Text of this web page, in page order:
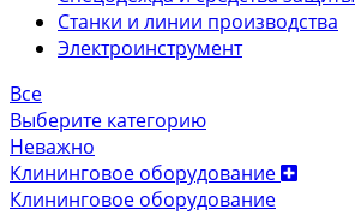
Станки и линии производства
Электроинструмент
Все
Выберите категорию
Неважно
Клининговое оборудование
Клининговое оборудование